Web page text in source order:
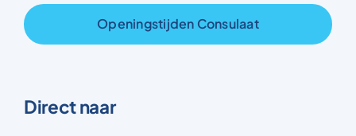
Openingstijden Consulaat
Direct naar